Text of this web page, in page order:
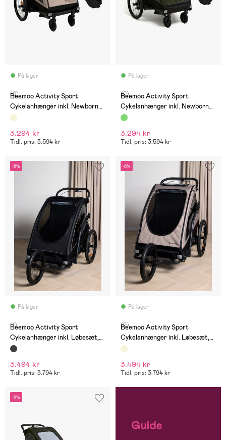
På lager
(0)
Beemoo Activity Sport
Cykelanhænger inkl. Newborn
Set, Beige
3.294 kr
Tidl. pris: 3.594 kr
På lager
(0)
Beemoo Activity Sport
Cykelanhænger inkl. Newborn
Set, Green
3.294 kr
Tidl. pris: 3.594 kr
-8%
På lager
(1)
Beemoo Activity Sport
Cykelanhænger inkl. Løbesæt,
Black
3.494 kr
Tidl. pris: 3.794 kr
-8%
På lager
(0)
Beemoo Activity Sport
Cykelanhænger inkl. Løbesæt,
Beige
3.494 kr
Tidl. pris: 3.794 kr
-8%